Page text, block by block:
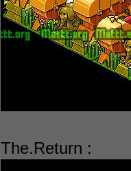
The.Return :